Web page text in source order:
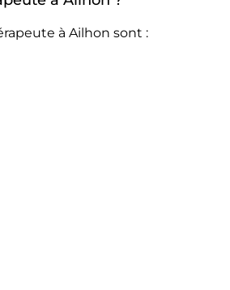
à Ailhon sont :